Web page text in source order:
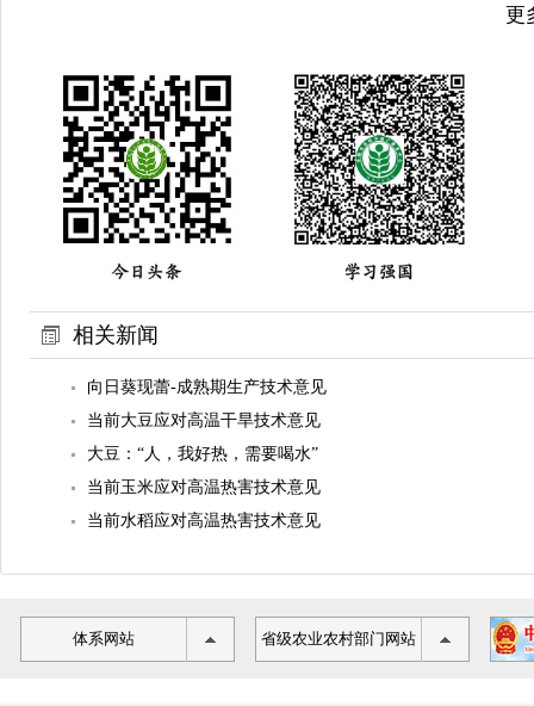
更
相关新闻
向日葵现蕾-成熟期生产技术意见
当前大豆应对高温干旱技术意见
大豆：“人，我好热，需要喝水”
当前玉米应对高温热害技术意见
当前水稻应对高温热害技术意见
体系网站 省级农业农村部门网站